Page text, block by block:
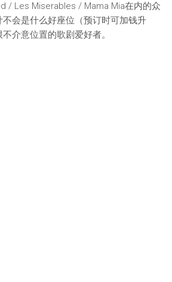
/ Les Miserables / Mama Mia在内的众
会是什么好座位（预订时可加钱升
介意位置的歌剧爱好者。